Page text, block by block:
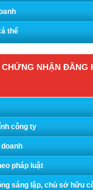
thể
NHẬN ĐĂNG
công ty
pháp luật
sáng lập, chủ sở hữu